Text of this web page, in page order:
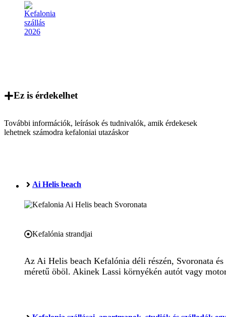
Ez is érdekelhet
További információk, leírások és tudnivalók, amik érdekesek
lehetnek számodra kefaloniai utazáskor
Ai Helis beach
Kefalónia strandjai
Az Ai Helis beach Kefalónia déli részén, Svoronata
méretű öböl. Akinek Lassi környékén autót vagy